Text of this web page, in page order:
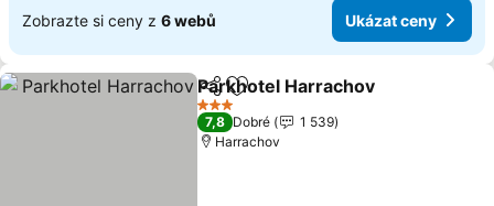
Zobrazte si ceny z 6 webů Ukázat ceny
SdíletPřidat na seznam oblíbených
Parkhotel Harrachov
3 Počet hvězdiček
7,8 Dobré
1 539
Harrachov